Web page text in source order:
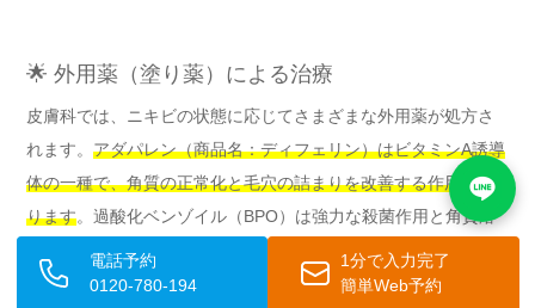
🌟 外用薬（塗り薬）による治療
皮膚科では、ニキビの状態に応じてさまざまな外用薬が処方さ
れます。 アダパレン（商品名：ディフェリン）はビタミンA誘導
体の一種で、角質の正常化と毛穴の詰まりを改善する作用があ
ります。過酸化ベンゾイル（BPO）は強力な殺菌作用と角質溶
解作用を持ち、アクネ菌への効果が期待できます。これらを組
み合わせた配合剤（エピデュオ、デュアックなど）も有効で
電話予約
0120-780-194
1分で入力完了
簡単Web予約